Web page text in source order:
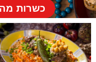
כשרות